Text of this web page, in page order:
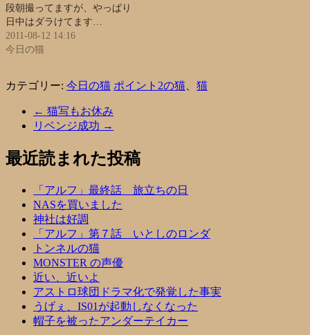
段朝撮ってますが、やっぱり
日中はダラけてます…
2011-08-12 14:16
今日の猫
カテゴリー: 今日の猫 ポイント2の猫 猫
← 猫写もお休み
リベンジ成功 →
最近読まれた投稿
「アルフ」最終話 旅立ちの日
NASを買いました
神社は好調
「アルフ」第７話 いとしのロンダ
トンネルの猫
MONSTER の声優
近い、近いよ
アストロ球団ドラマ化で発覚した事実
うげぇ、IS01が起動しなくなった
帽子を被ったアンダーテイカー